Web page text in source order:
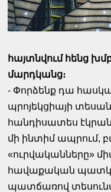
հայտնվում հենց
մարդկանց։
- Փորձենք դա
պրոյեկցիայի
հանդիսատես
մի ինտիմ ապրում,
«ուրվականները»
հավաքական
պատճառով